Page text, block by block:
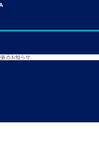
のお知らせ